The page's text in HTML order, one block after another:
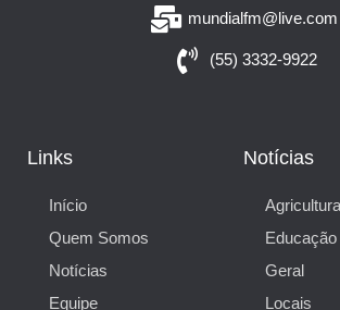
mundialfm@live.com
(55) 3332-9922
Links
Início
Quem Somos
Notícias
Equipe
Notícias
Agricultura
Educação
Geral
Locais